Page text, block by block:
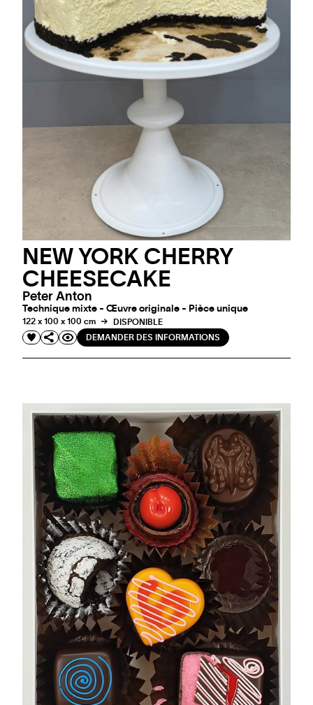
NEW YORK CHERRY
CHEESECAKE
Peter Anton
Technique mixte - Œuvre originale - Pièce unique
122 x 100 x 100 cm
DISPONIBLE
DEMANDER DES INFORMATIONS